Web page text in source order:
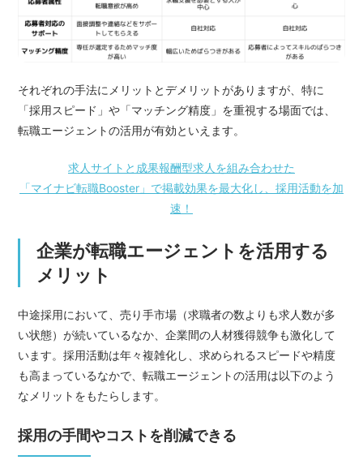
それぞれの手法にメリットとデメリットがありますが、特に
「採用スピード」や「マッチング精度」を重視する場面では、
転職エージェントの活用が有効といえます。
求人サイトと成果報酬型求人を組み合わせた
「マイナビ転職Booster」で掲載効果を最大化し、採用活動を加
速！
企業が転職エージェントを活用する
メリット
中途採用において、売り手市場（求職者の数よりも求人数が多
い状態）が続いているなか、企業間の人材獲得競争も激化して
います。採用活動は年々複雑化し、求められるスピードや精度
も高まっているなかで、転職エージェントの活用は以下のよう
なメリットをもたらします。
採用の手間やコストを削減できる